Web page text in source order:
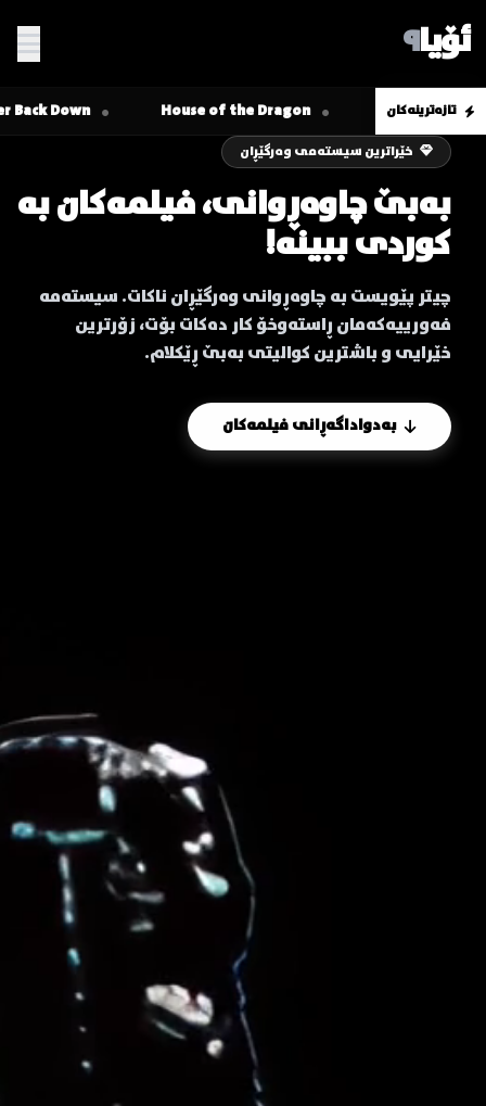
ئۆیا٩
تازەترینەکان
خێراترین سیستەمی وەرگێڕان
بەبێ چاوەڕوانی، فیلمەکان بە
کوردی ببینە!
چیتر پێویست بە چاوەڕوانی وەرگێڕان ناکات. سیستەمە
فەورییەکەمان ڕاستەوخۆ کار دەکات بۆت، زۆرترین
خێرایی و باشترین کوالیتی بەبێ ڕێکلام.
بەدواداگەڕانی فیلمەکان